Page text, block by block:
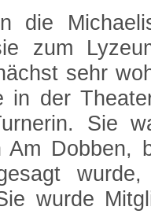
die
zum
sehr
in der
Sie
Am Dobben,
wurde